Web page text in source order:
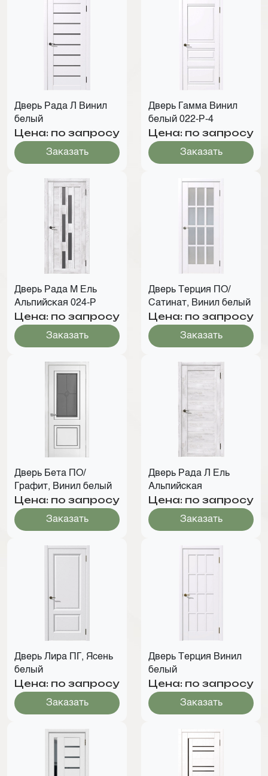
Дверь Рада Л Винил
белый
Цена: по запросу
Заказать
Дверь Гамма Винил
белый 022-Р-4
Цена: по запросу
Заказать
Дверь Рада М Ель
Альпийская 024-Р
Цена: по запросу
Заказать
Дверь Терция ПО/
Сатинат, Винил белый
Цена: по запросу
Заказать
Дверь Бета ПО/
Графит, Винил белый
Цена: по запросу
Заказать
Дверь Рада Л Ель
Альпийская
Цена: по запросу
Заказать
Дверь Лира ПГ, Ясень
белый
Цена: по запросу
Заказать
Дверь Терция Винил
белый
Цена: по запросу
Заказать